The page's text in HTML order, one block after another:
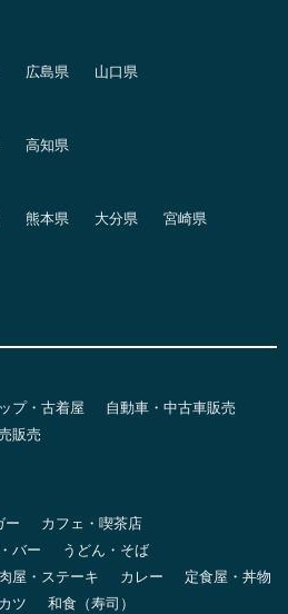
広島県 山口県
高知県
熊本県 大分県
宮崎県
プ・古着屋
自動車・中古車販売
販売
ー
カフェ・喫茶店
バー
うどん・そば
屋・ステーキ カレー
定食屋・丼物
ツ
和食（寿司）